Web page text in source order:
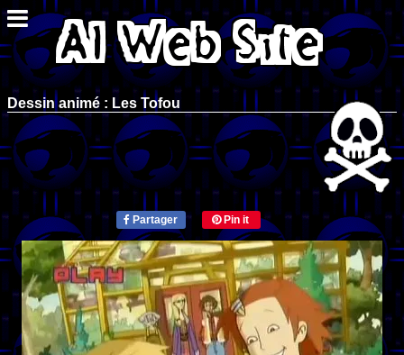
Dessin animé : Les Tofou
Partager Pin it